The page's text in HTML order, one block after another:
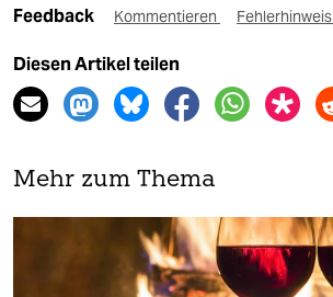
Feedback Kommentieren Fehlerhinweis
Diesen Artikel teilen
Mehr zum Thema